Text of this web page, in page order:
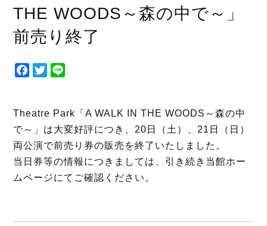
THE WOODS～森の中で～」
前売り終了
F
e
b
o
o
T
t
t
e
r
e
Theatre Park「A WALK IN THE WOODS～森の中
で～」は大変好評につき、20日（土）、21日（日）
両公演で前売り券の販売を終了いたしました。
当日券等の情報につきましては、引き続き当館ホー
ムページにてご確認ください。